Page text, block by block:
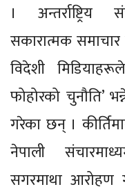
। अन्तर्राष्ट्रिय
सकारात्मक
विदेशी
फोहोरको चुनौति’
गरेका छन् ।
नेपाली
सगरमाथा आरोहण